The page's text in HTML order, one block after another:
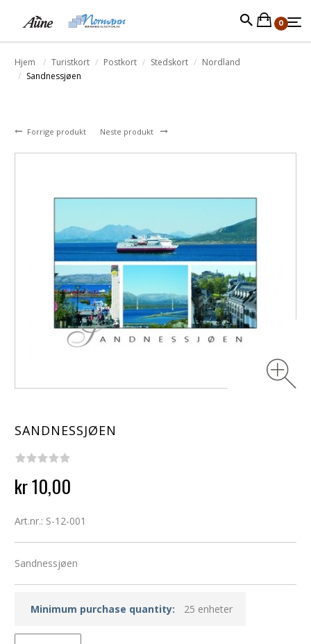
0
Hjem Turistkort Postkort Stedskort
Nordland
Sandnessjøen
Forrige produkt Neste produkt
SANDNESSJØEN
kr 10,00
Art.nr.: S-12-001
Sandnessjøen
Minimum purchase quantity: 25 enheter